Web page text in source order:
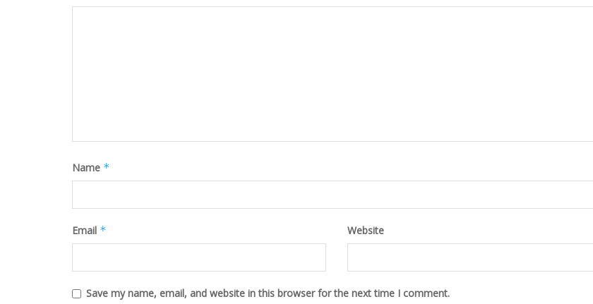
Name *
Email * Website
Save my name, email, and website in this browser for the next time I comment.